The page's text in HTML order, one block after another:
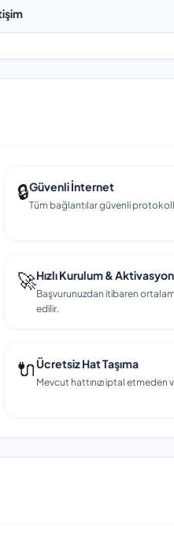
🔒Güvenli İnternet
Tüm bağlantılar güvenli
🚀Hızlı Kurulum & Aktivasyon
Başvurunuzdan itibaren
edilir.
🔌Ücretsiz Hat Taşıma
Mevcut hattınızı iptal